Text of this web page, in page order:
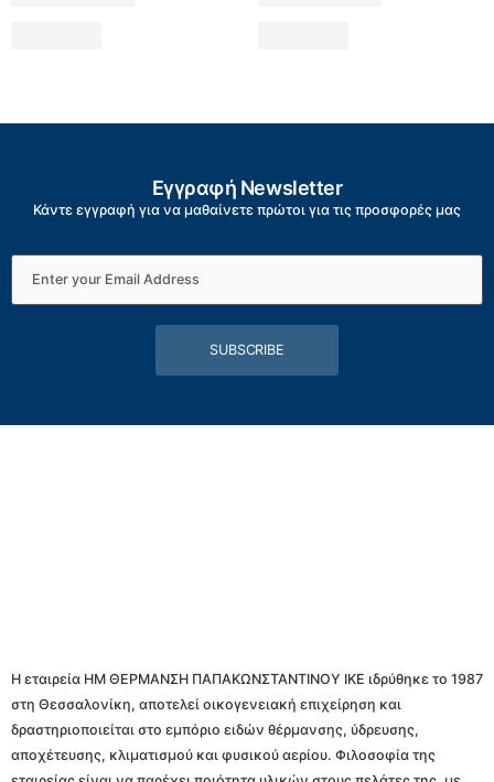
Εγγραφή Newsletter
Κάντε εγγραφή για να μαθαίνετε πρώτοι για τις προσφορές μας
SUBSCRIBE
Η εταιρεία ΗΜ ΘΕΡΜΑΝΣΗ ΠΑΠΑΚΩΝΣΤΑΝΤΙΝΟΥ ΙΚΕ ιδρύθηκε το 1987
στη Θεσσαλονίκη, αποτελεί οικογενειακή επιχείρηση και
δραστηριοποιείται στο εμπόριο ειδών θέρμανσης, ύδρευσης,
αποχέτευσης, κλιματισμού και φυσικού αερίου. Φιλοσοφία της